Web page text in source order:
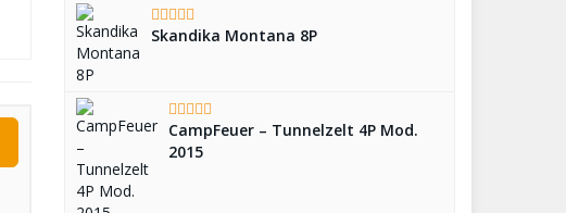
Skandika Montana 8P
CampFeuer – Tunnelzelt 4P Mod.
2015